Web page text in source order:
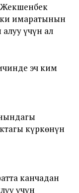
Жекшенбек
имаратынын
үчүн ал
эч ким
күркөнүн
канчадан
үчүн